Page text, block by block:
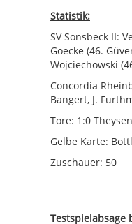
Statistik:
SV Sonsbeck II:
Goecke (46.
Wojciechowski
Concordia
Bangert, J.
Tore: 1:0
Gelbe Karte:
Zuschauer: 50
Testspielabsage